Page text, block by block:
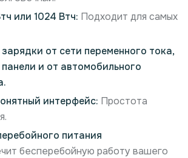
или 1024 Втч: Подходит для самых
от сети переменного тока,
и от автомобильного
интерфейс: Простота
питания
бесперебойную работу вашего